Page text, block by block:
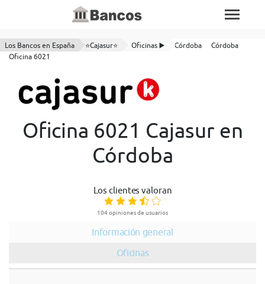
Los Bancos en España ⭐Cajasur⭐ Oficinas ▶️ Córdoba
Córdoba
Oficina 6021
Oficina 6021 Cajasur en
Córdoba
Los clientes valoran
104 opiniones de usuarios
Información general
Oficinas